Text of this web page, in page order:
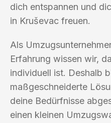
dich entspannen und
in Kruševac freuen.
Als
Erfahrung wissen wir,
individuell ist. Deshalb
maßgeschneiderte
deine Bedürfnisse
einen kleinen